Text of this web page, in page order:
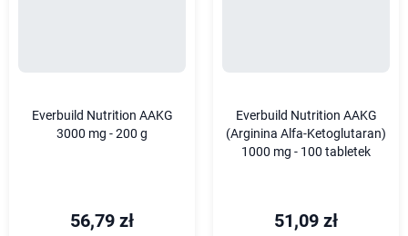
Everbuild Nutrition AAKG
3000 mg - 200 g
56,79 zł
Everbuild Nutrition AAKG
(Arginina Alfa-Ketoglutaran)
1000 mg - 100 tabletek
51,09 zł